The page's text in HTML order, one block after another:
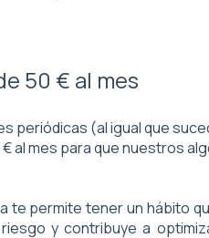
50 € al mes
periódicas (al igual que
al mes para que nuestros
te permite tener un hábito
y contribuye a